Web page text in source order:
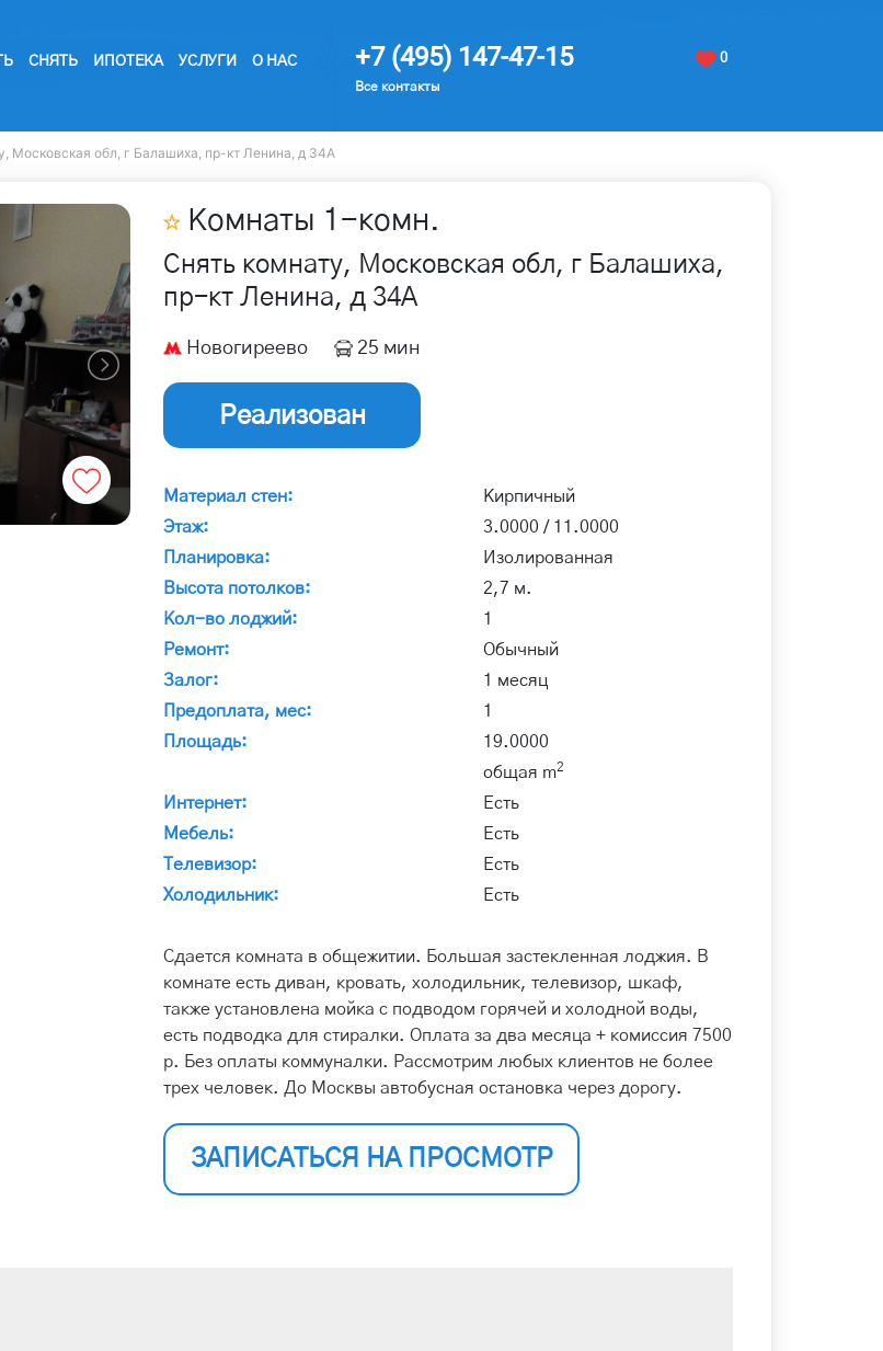
СНЯТЬ ИПОТЕКА УСЛУГИ О НАС +7 (495) 147-47-15
Все контакты
0
Московская обл, г Балашиха, пр-кт Ленина, д 34А
Комнаты 1 -комн.
Снять комнату, Московская обл, г Балашиха,
пр-кт Ленина, д 34А
Новогиреево 25 мин
Реализован
Материал стен:
Кирпичный
Этаж:
3.0000 / 11.0000
Планировка:
Изолированная
Высота потолков:
2,7 м.
Кол-во лоджий:
1
Ремонт:
Обычный
Залог:
1 месяц
Предоплата, мес:
1
Площадь:
19.0000
общая m2
Интернет:
Есть
Мебель:
Есть
Телевизор:
Есть
Холодильник:
Есть
Сдается комната в общежитии. Большая застекленная лоджия. В
комнате есть диван, кровать, холодильник, телевизор, шкаф,
также установлена мойка с подводом горячей и холодной воды,
есть подводка для стиралки. Оплата за два месяца + комиссия 7500
р. Без оплаты коммуналки. Рассмотрим любых клиентов не более
трех человек. До Москвы автобусная остановка через дорогу.
ЗАПИСАТЬСЯ НА ПРОСМОТР